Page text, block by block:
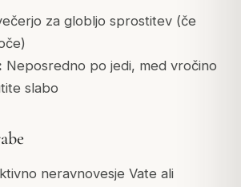
za globljo sprostitev (če
Neposredno po jedi, med vročino
slabo
neravnovesje Vate ali